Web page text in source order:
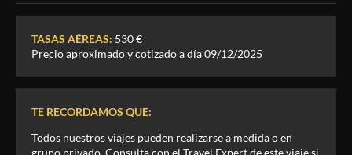
TASAS AÉREAS: 530 €
Precio aproximado y cotizado a día 09/12/2025
TE RECORDAMOS QUE:
Todos nuestros viajes pueden realizarse a medida o en
grupo privado. Consulta con el Travel Expert de este viaje si